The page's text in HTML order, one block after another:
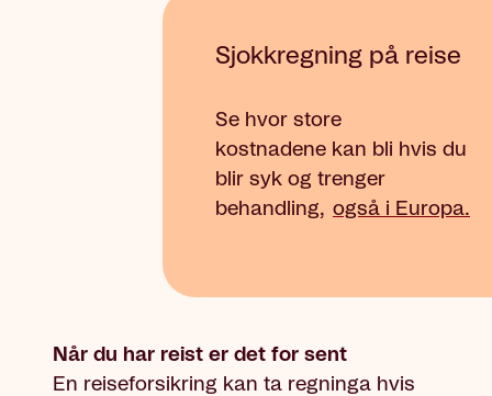
Sjokkregning på reise
Se hvor store
kostnadene kan bli hvis du
blir syk og trenger
behandling, også i Europa.
Når du har reist er det for sent
En reiseforsikring kan ta regninga hvis